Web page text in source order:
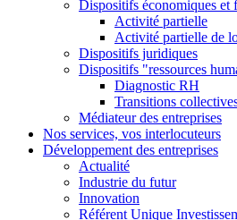
Dispositifs économiques et
Activité partielle
Activité partielle de
Dispositifs juridiques
Dispositifs "ressources
Diagnostic RH
Transitions
Médiateur des entreprises
Nos services, vos interlocuteurs
Développement des entreprises
Actualité
Industrie du futur
Innovation
Référent Unique